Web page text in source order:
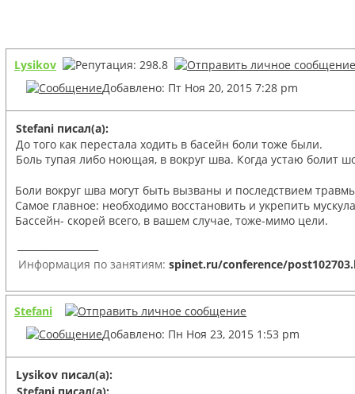
Lysikov
Добавлено: Пт Ноя 20, 2015 7:28 pm
Stefani писал(а):
До того как перестала ходить в басейн боли тоже были.
Боль тупая либо ноющая, в вокруг шва. Когда устаю болит
Боли вокруг шва могут быть вызваны и последствием
Самое главное: необходимо восстановить и укрепить
Бассейн- скорей всего, в вашем случае, тоже-мимо цели.
Информация по занятиям: spinet.ru/conference/
Stefani
Добавлено: Пн Ноя 23, 2015 1:53 pm
Lysikov писал(а):
Stefani писал(а):